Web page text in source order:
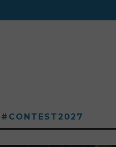
#CONTEST2027